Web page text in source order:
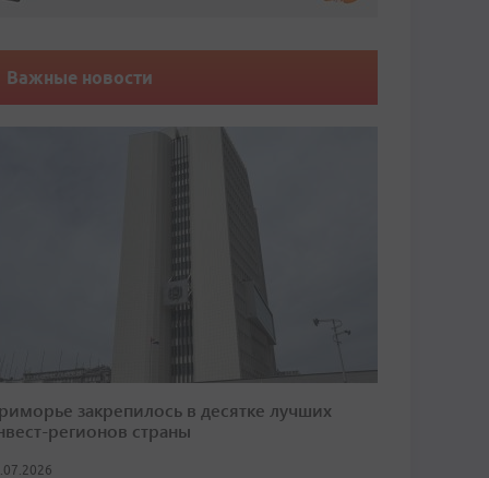
Важные новости
закрепилось в десятке лучших
регионов страны